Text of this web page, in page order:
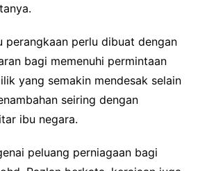
perangkaan perlu dibuat dengan
bagi memenuhi permintaan
yang semakin mendesak selain
seiring dengan
ibu negara.
peluang perniagaan bagi